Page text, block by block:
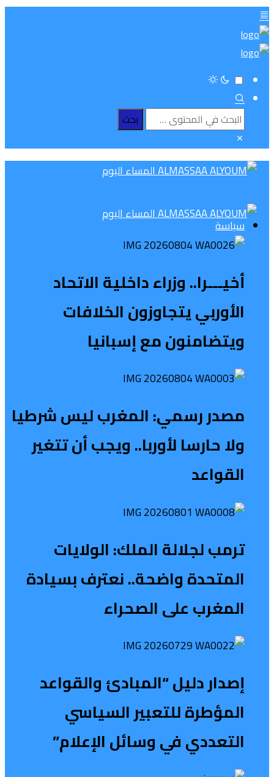
سياسة
أخيـــرا.. وزراء داخلية الاتحاد
الأوربي يتجاوزون الخلافات
ويتضامنون مع إسبانيا
مصدر رسمي: المغرب ليس شرطيا
ولا حارسا لأوربا.. ويجب أن تتغير
القواعد
ترمب لجلالة الملك: الولايات
المتحدة واضحة.. نعترف بسيادة
المغرب على الصحراء
إصدار دليل “المبادئ والقواعد
المؤطرة للتعبير السياسي
التعددي في وسائل الإعلام”